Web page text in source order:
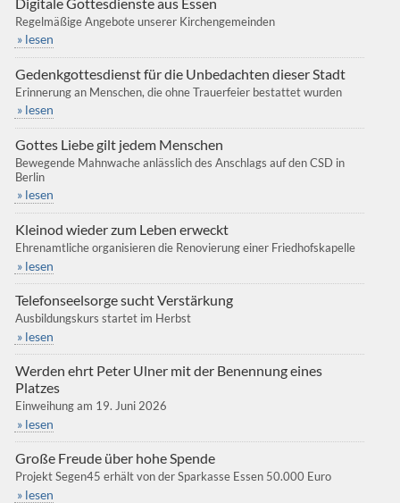
Regelmäßige Angebote unserer Kirchengemeinden
» lesen
Gedenkgottesdienst für die Unbedachten dieser Stadt
Erinnerung an Menschen, die ohne Trauerfeier bestattet wurden
» lesen
Gottes Liebe gilt jedem Menschen
Bewegende Mahnwache anlässlich des Anschlags auf den CSD in
Berlin
» lesen
Kleinod wieder zum Leben erweckt
Ehrenamtliche organisieren die Renovierung einer Friedhofskapelle
» lesen
Telefonseelsorge sucht Verstärkung
Ausbildungskurs startet im Herbst
» lesen
Werden ehrt Peter Ulner mit der Benennung eines
Platzes
Einweihung am 19. Juni 2026
» lesen
Große Freude über hohe Spende
Projekt Segen45 erhält von der Sparkasse Essen 50.000 Euro
» lesen